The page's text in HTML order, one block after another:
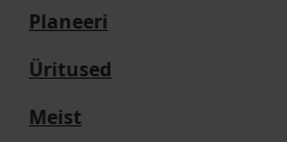
Planeeri
Üritused
Meist